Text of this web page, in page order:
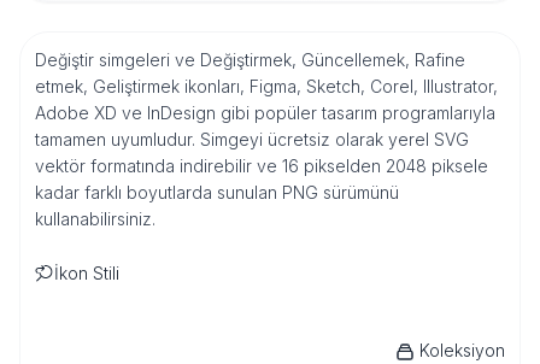
Değiştir simgeleri ve Değiştirmek, Güncellemek, Rafine
etmek, Geliştirmek ikonları, Figma, Sketch, Corel, Illustrator,
Adobe XD ve InDesign gibi popüler tasarım programlarıyla
tamamen uyumludur. Simgeyi ücretsiz olarak yerel SVG
vektör formatında indirebilir ve 16 pikselden 2048 piksele
kadar farklı boyutlarda sunulan PNG sürümünü
kullanabilirsiniz.
İkon Stili
Koleksiyon